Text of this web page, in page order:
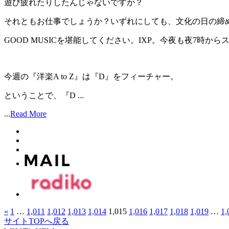
遊び疲れたりしたんじゃないですか？
それともお仕事でしょうか？いずれにしても、文化の日の締
GOOD MUSICを堪能してください。IXP。今夜も夜7時からス
今週の『洋楽A to Z』は『D』をフィーチャー。
ということで、『D ...
...Read More
« 1 … 1,011 1,012 1,013 1,014 1,015 1,016 1,017 1,018 1,019 …
サイトTOPへ戻る